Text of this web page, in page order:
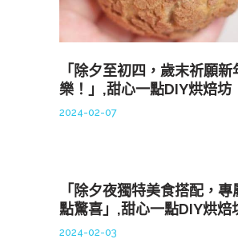
「除夕至初四，歲末祈願新
樂！」,甜心一點DIY烘焙坊
2024-02-07
「除夕夜獨特美食搭配，
點驚喜」,甜心一點DIY烘焙
2024-02-03